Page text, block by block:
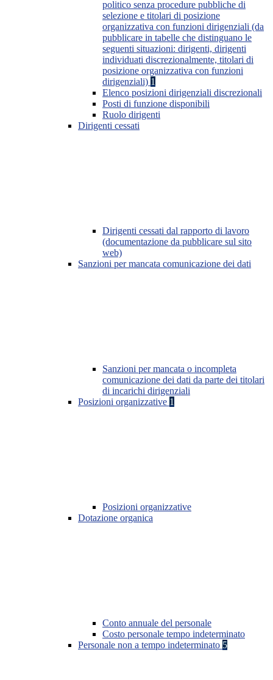
politico senza procedure pubbliche di
selezione e titolari di posizione
organizzativa con funzioni dirigenziali (da
pubblicare in tabelle che distinguano le
seguenti situazioni: dirigenti, dirigenti
individuati discrezionalmente, titolari di
posizione organizzativa con funzioni
dirigenziali) 1
Elenco posizioni dirigenziali discrezionali
Posti di funzione disponibili
Ruolo dirigenti
Dirigenti cessati
Dirigenti cessati dal rapporto di lavoro
(documentazione da pubblicare sul sito
web)
Sanzioni per mancata comunicazione dei dati
Sanzioni per mancata o incompleta
comunicazione dei dati da parte dei titolari
di incarichi dirigenziali
Posizioni organizzative 1
Posizioni organizzative
Dotazione organica
Conto annuale del personale
Costo personale tempo indeterminato
Personale non a tempo indeterminato 5